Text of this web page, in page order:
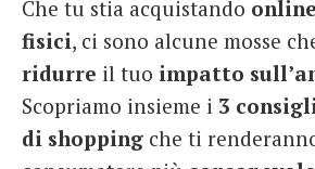
Che tu stia acquistando online
fisici, ci sono alcune mosse
ridurre il tuo impatto
Scopriamo insieme i 3
di shopping che ti